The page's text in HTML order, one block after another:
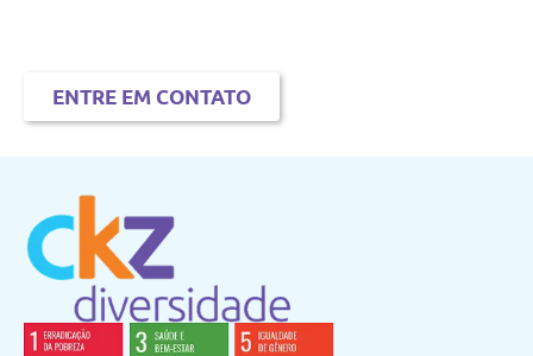
ENTRE EM CONTATO